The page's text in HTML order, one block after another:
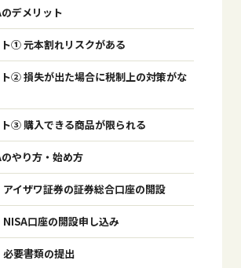
デメリット
① 元本割れリスクがある
② 損失が出た場合に税制上の対策がな
③ 購入できる商品が限られる
やり方・始め方
イザワ証券の証券総合口座の開設
口座の開設申し込み
要書類の提出